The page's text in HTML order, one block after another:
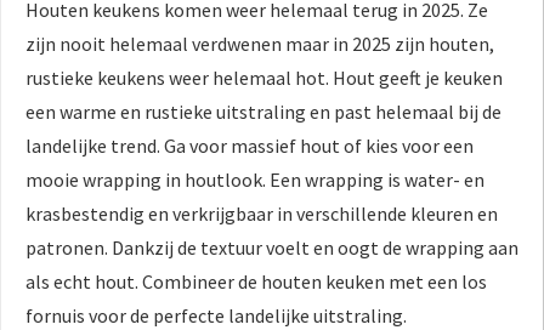
Houten keukens komen weer helemaal terug in 2025. Ze
zijn nooit helemaal verdwenen maar in 2025 zijn houten,
rustieke keukens weer helemaal hot. Hout geeft je keuken
een warme en rustieke uitstraling en past helemaal bij de
landelijke trend. Ga voor massief hout of kies voor een
mooie wrapping in houtlook. Een wrapping is water- en
krasbestendig en verkrijgbaar in verschillende kleuren en
patronen. Dankzij de textuur voelt en oogt de wrapping aan
als echt hout. Combineer de houten keuken met een los
fornuis voor de perfecte landelijke uitstraling.